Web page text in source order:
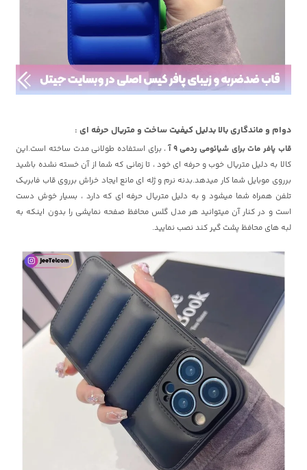
دوام و ماندگاری بالا بدلیل کیفیت ساخت و متریال حرفه ای :
قاب پافر مات برای شیائومی ردمی 9 آ
، برای استفاده طولانی مدت ساخته است.این
کالا به دلیل متریال خوب و حرفه ای خود ، تا زمانی که شما از آن خسته نشده باشید
برروی موبایل شما کار میدهد.بدنه نرم و ژله ای مانع ایجاد خراش برروی قاب فابریک
تلفن همراه شما میشود و به دلیل متریال حرفه ای که دارد ، بسیار خوش دست
است و در کنار آن میتوانید هر مدل گلس محافظ صفحه نمایشی را بدون اینکه به
لبه های محافظ پشت گیر کند نصب نمایید.